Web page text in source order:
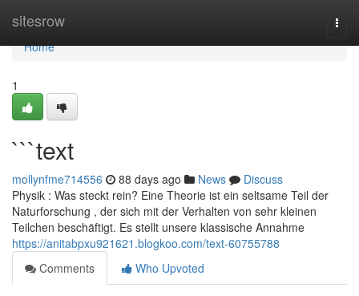
sitesrow
Home
Home
1
```text
mollynfme714556 88 days ago News
Discuss
Physik : Was steckt rein? Eine Theorie ist ein seltsame Teil der
Naturforschung , der sich mit der Verhalten von sehr kleinen
Teilchen beschäftigt. Es stellt unsere klassische Annahme
https://anitabpxu921621.blogkoo.com/text-60755788
Comments
Who Upvoted